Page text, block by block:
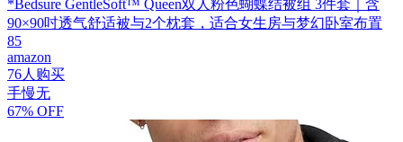
*Bedsure GentleSoft™ Queen双人粉色蝴蝶结被组 3件套｜含
90×90吋透气舒适被与2个枕套，适合女生房与梦幻卧室布置
85
amazon
76人购买
手慢无
67% OFF